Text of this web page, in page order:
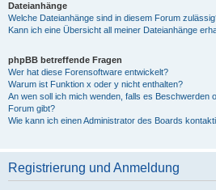
Dateianhänge
Welche Dateianhänge sind in diesem Forum
Kann ich eine Übersicht all meiner Dateianhänge
phpBB betreffende Fragen
Wer hat diese Forensoftware entwickelt?
Warum ist Funktion x oder y nicht enthalten?
An wen soll ich mich wenden, falls es Beschwerden
Forum gibt?
Wie kann ich einen Administrator des Boards
Registrierung und Anmeldung